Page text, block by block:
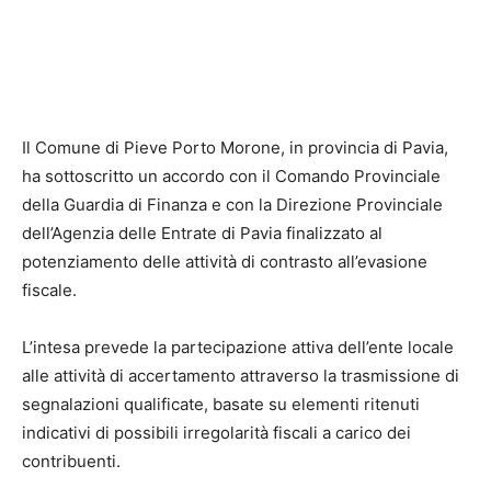
Il Comune di Pieve Porto Morone, in provincia di Pavia,
ha sottoscritto un accordo con il Comando Provinciale
della Guardia di Finanza e con la Direzione Provinciale
dell’Agenzia delle Entrate di Pavia finalizzato al
potenziamento delle attività di contrasto all’evasione
fiscale.
L’intesa prevede la partecipazione attiva dell’ente locale
alle attività di accertamento attraverso la trasmissione di
segnalazioni qualificate, basate su elementi ritenuti
indicativi di possibili irregolarità fiscali a carico dei
contribuenti.